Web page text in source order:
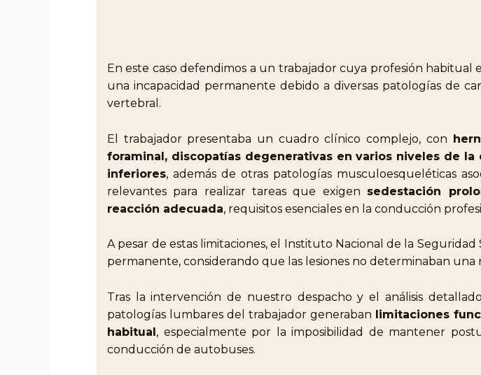
En este caso defendimos a un trabajador cuya profesión habitual
una incapacidad permanente debido a diversas patologías de
vertebral.
El trabajador presentaba un cuadro clínico complejo, con
foraminal, discopatías degenerativas en varios niveles de
inferiores, además de otras patologías musculoesqueléticas
relevantes para realizar tareas que exigen sedestación
reacción adecuada, requisitos esenciales en la conducción
A pesar de estas limitaciones, el Instituto Nacional de la
permanente, considerando que las lesiones no determinaban
Tras la intervención de nuestro despacho y el análisis
patologías lumbares del trabajador generaban limitaciones
habitual, especialmente por la imposibilidad de mantener
conducción de autobuses.